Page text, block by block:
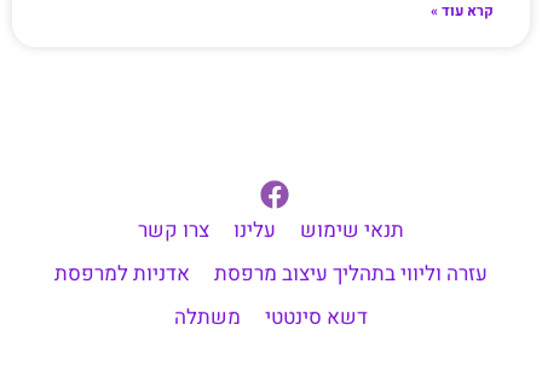
קרא עוד »
תנאי שימוש עלינו
צרו קשר
עזרה וליווי בתהליך עיצוב מרפסת
אדניות למרפסת
דשא סינטטי
משתלה